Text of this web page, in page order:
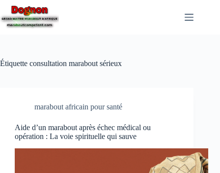
Étiquette consultation marabout sérieux
marabout africain pour santé
Aide d’un marabout après échec médical ou
opération : La voie spirituelle qui sauve